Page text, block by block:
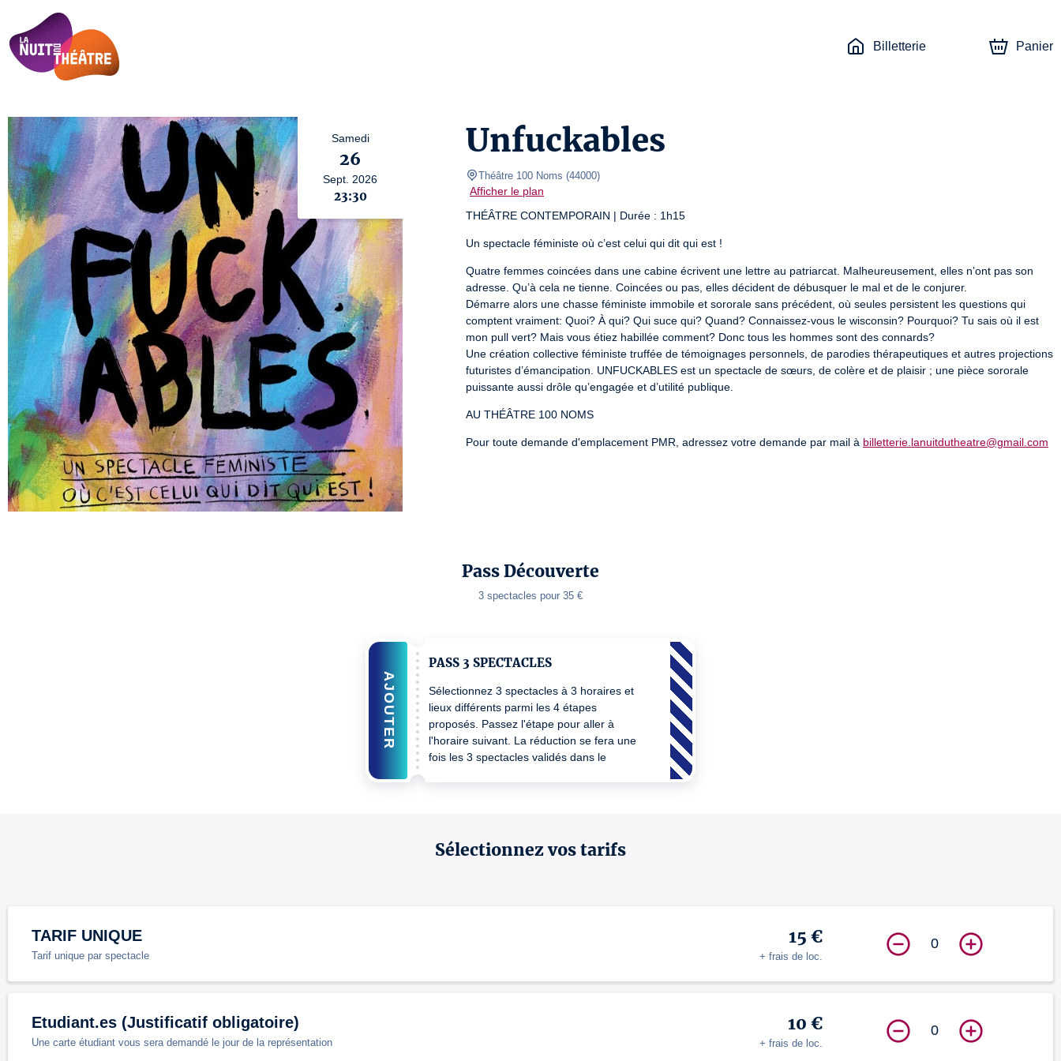
Billetterie Panier
Samedi
26
Sept. 2026
23:30
Unfuckables
Théâtre 100 Noms (44000)
Afficher le plan
THÉÂTRE CONTEMPORAIN | Durée : 1h15
Un spectacle féministe où c’est celui qui dit qui est !
Quatre femmes coincées dans une cabine écrivent une lettre au patriarcat. Malheureusement, elles n’ont pas son
adresse. Qu’à cela ne tienne. Coincées ou pas, elles décident de débusquer le mal et de le conjurer.
Démarre alors une chasse féministe immobile et sororale sans précédent, où seules persistent les questions qui
comptent vraiment: Quoi? À qui? Qui suce qui? Quand? Connaissez-vous le wisconsin? Pourquoi? Tu sais où il est
mon pull vert? Mais vous étiez habillée comment? Donc tous les hommes sont des connards?
Une création collective féministe truffée de témoignages personnels, de parodies thérapeutiques et autres projections
futuristes d’émancipation. UNFUCKABLES est un spectacle de sœurs, de colère et de plaisir ; une pièce sororale
puissante aussi drôle qu’engagée et d’utilité publique.
AU THÉÂTRE 100 NOMS
Pour toute demande d'emplacement PMR, adressez votre demande par mail à billetterie.lanuitdutheatre@gmail.com
Pass Découverte
3 spectacles pour 35 €
PASS 3 SPECTACLES
Sélectionnez 3 spectacles à 3 horaires et
lieux différents parmi les 4 étapes
proposés. Passez l'étape pour aller à
l'horaire suivant. La réduction se fera une
fois les 3 spectacles validés dans le
AJOUTER
Sélectionnez vos tarifs
TARIF UNIQUE
Tarif unique par spectacle
15 €
+ frais de loc.
0
Etudiant.es (Justificatif obligatoire)
Une carte étudiant vous sera demandé le jour de la représentation
10 €
+ frais de loc.
0